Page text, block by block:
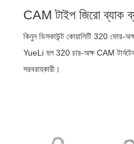
CAM টাইপ জিরো ব্যাক
কিনুন ডিসকাউন্ট কোয়ালিটি 320 ফোর-
YueLi হল 320 চার-অক্ষ CAM
সরবরাহকারী।